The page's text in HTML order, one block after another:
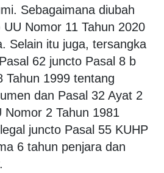
Sebagaimana diubah
Nomor 11 Tahun 2020
Selain itu juga, tersangka
62 juncto Pasal 8 b
1999 tentang
dan Pasal 32 Ayat 2
Nomor 2 Tahun 1981
juncto Pasal 55 KUHP
6 tahun penjara dan